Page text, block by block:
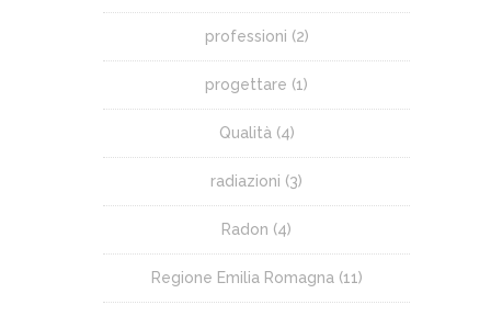
professioni (2)
progettare (1)
Qualità(4)
radiazioni (3)
Radon (4)
Regione Emilia Romagna(11)